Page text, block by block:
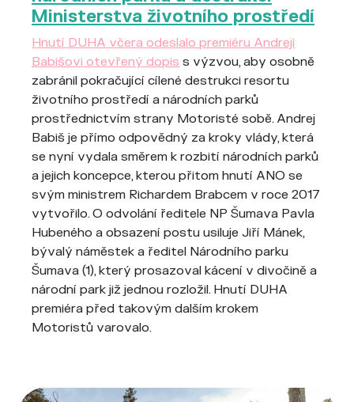
Ministerstva životního prostředí
Hnutí DUHA včera odeslalo premiéru Andreji
Babišovi otevřený dopis s výzvou, aby osobně
zabránil pokračující cílené destrukci resortu
životního prostředí a národních parků
prostřednictvím strany Motoristé sobě. Andrej
Babiš je přímo odpovědný za kroky vlády, která
se nyní vydala směrem k rozbití národních parků
a jejich koncepce, kterou přitom hnutí ANO se
svým ministrem Richardem Brabcem v roce 2017
vytvořilo. O odvolání ředitele NP Šumava Pavla
Hubeného a obsazení postu usiluje Jiří Mánek,
bývalý náměstek a ředitel Národního parku
Šumava (1), který prosazoval kácení v divočině a
národní park již jednou rozložil. Hnutí DUHA
premiéra před takovým dalším krokem
Motoristů varovalo.